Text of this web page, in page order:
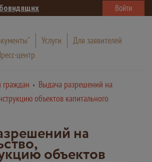
Войти
Услуги
Для заявителей
центр
граждан
Выдача разрешений на
объектов капитального
на
объектов